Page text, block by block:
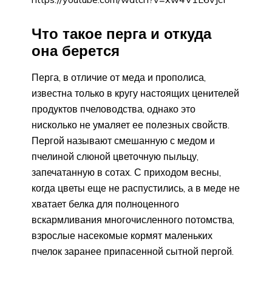
Что такое перга и откуда
она берется
Перга, в отличие от меда и прополиса,
известна только в кругу настоящих ценителей
продуктов пчеловодства, однако это
нисколько не умаляет ее полезных свойств.
Пергой называют смешанную с медом и
пчелиной слюной цветочную пыльцу,
запечатанную в сотах. С приходом весны,
когда цветы еще не распустились, а в меде не
хватает белка для полноценного
вскармливания многочисленного потомства,
взрослые насекомые кормят маленьких
пчелок заранее припасенной сытной пергой.